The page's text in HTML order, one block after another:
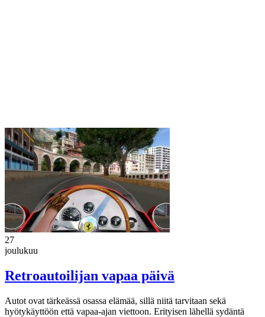
27
joulukuu
Retroautoilijan vapaa päivä
Autot ovat tärkeässä osassa elämää, sillä niitä tarvitaan sekä
hyötykäyttöön että vapaa-ajan viettoon. Erityisen lähellä sydäntä